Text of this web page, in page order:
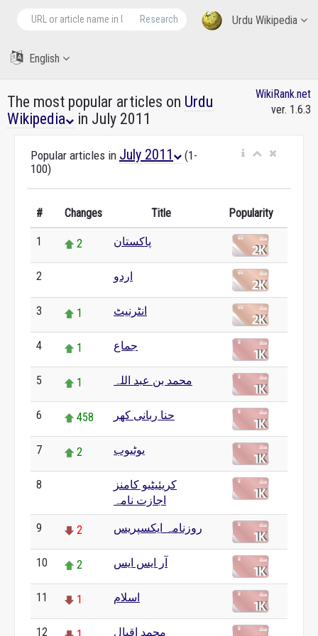
Urdu Wikipedia
Research
English
The most popular articles on Urdu
Wikipedia
in July 2011
WikiRank.net
ver. 1.6.3
Popular articles in July 2011
(1-
100)
# Changes Title Popularity
1 2 پاکستان
2 اردو
3 1 انٹرنیٹ
4 1 جماع
5 1 محمد بن عبد اللہ
6 458 حنا ربانی کھر
7 2 یوٹیوب
8
کریئیٹیو کامنز
اجازت نامہ
9 2 روزنامہ ایکسپریس
10 2 آر ایس ایس
11 1 اسلام
12 محمد اقبال